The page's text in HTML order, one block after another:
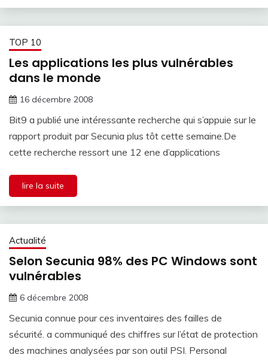
TOP 10
Les applications les plus vulnérables
dans le monde
16 décembre 2008
Bit9 a publié une intéressante recherche qui s’appuie sur le
rapport produit par Secunia plus tôt cette semaine.De
cette recherche ressort une 12 ene d’applications
lire la suite
Actualité
Selon Secunia 98% des PC Windows sont
vulnérables
6 décembre 2008
Secunia connue pour ces inventaires des failles de
sécurité. a communiqué des chiffres sur l’état de protection
des machines analysées par son outil PSI. Personal